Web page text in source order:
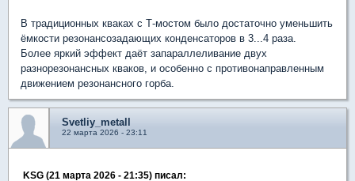
В традиционных кваках с Т-мостом было достаточно уменьшить
ёмкости резонансозадающих конденсаторов в 3...4 раза.
Более яркий эффект даёт запараллеливание двух
разнорезонансных кваков, и особенно с противонаправленным
движением резонансного горба.
Svetliy_metall
22 марта 2026 - 23:11
KSG (21 марта 2026 - 21:35) писал: